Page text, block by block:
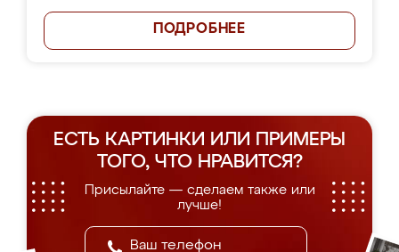
ПОДРОБНЕЕ
ЕСТЬ КАРТИНКИ ИЛИ ПРИМЕРЫ
ТОГО, ЧТО НРАВИТСЯ?
Присылайте — сделаем также или
лучше!